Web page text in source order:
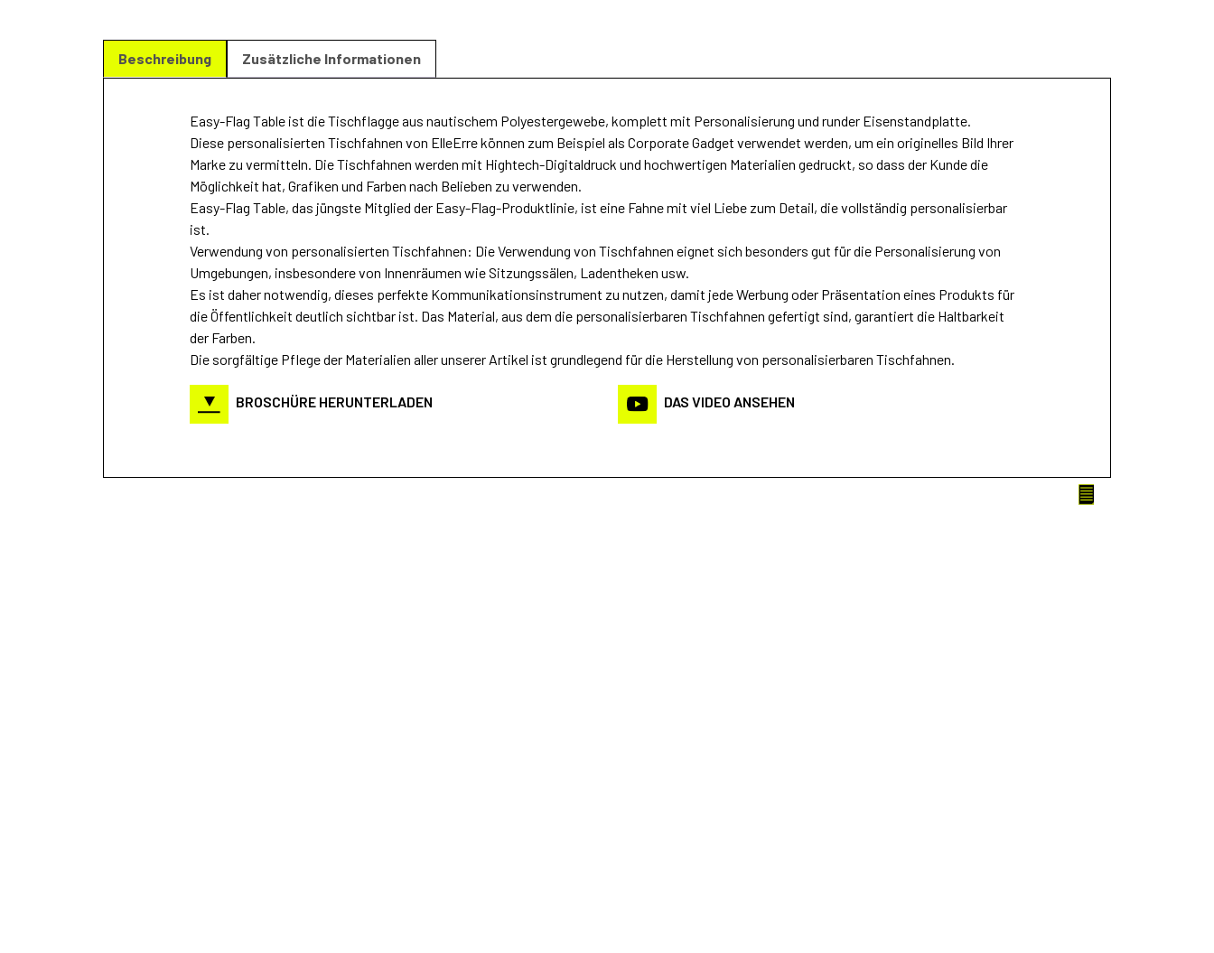
Beschreibung Zusätzliche Informationen
Easy-Flag Table ist die Tischflagge aus nautischem Polyestergewebe, komplett mit Personalisierung und runder Eisenstandplatte.
Diese personalisierten Tischfahnen von ElleErre können zum Beispiel als Corporate Gadget verwendet werden, um ein originelles Bild Ihrer
Marke zu vermitteln. Die Tischfahnen werden mit Hightech-Digitaldruck und hochwertigen Materialien gedruckt, so dass der Kunde die
Möglichkeit hat, Grafiken und Farben nach Belieben zu verwenden.
Easy-Flag Table, das jüngste Mitglied der Easy-Flag-Produktlinie, ist eine Fahne mit viel Liebe zum Detail, die vollständig personalisierbar
ist.
Verwendung von personalisierten Tischfahnen: Die Verwendung von Tischfahnen eignet sich besonders gut für die Personalisierung von
Umgebungen, insbesondere von Innenräumen wie Sitzungssälen, Ladentheken usw.
Es ist daher notwendig, dieses perfekte Kommunikationsinstrument zu nutzen, damit jede Werbung oder Präsentation eines Produkts für
die Öffentlichkeit deutlich sichtbar ist. Das Material, aus dem die personalisierbaren Tischfahnen gefertigt sind, garantiert die Haltbarkeit
der Farben.
Die sorgfältige Pflege der Materialien aller unserer Artikel ist grundlegend für die Herstellung von personalisierbaren Tischfahnen.
BROSCHÜRE HERUNTERLADEN DAS VIDEO ANSEHEN